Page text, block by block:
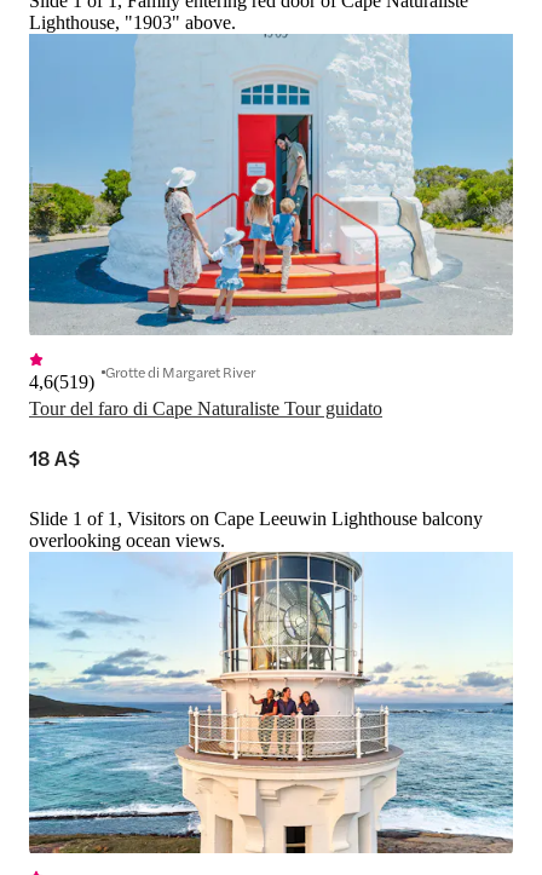
Lighthouse, "1903" above.
Tour del faro di Cape Naturaliste Tour guidato
4,6(519) Grotte di Margaret River
18 A$
Slide 1 of 1, Visitors on Cape Leeuwin Lighthouse balcony
overlooking ocean views.